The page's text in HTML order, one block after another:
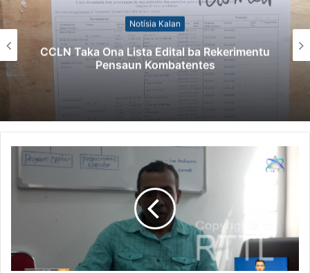
Notísia Kalan
CCLN Taka Ona Lista Edital ba Rekerimentu
Pensaun Kombatentes